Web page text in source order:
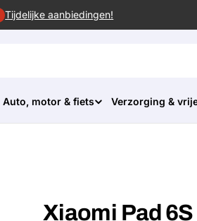
Tijdelijke aanbiedingen!
Auto, motor & fiets Verzorging &
Xiaomi Pad